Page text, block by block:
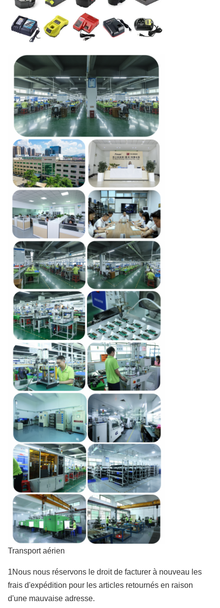
Transport aérien
1Nous nous réservons le droit de facturer à nouveau les
frais d'expédition pour les articles retournés en raison
d'une mauvaise adresse.